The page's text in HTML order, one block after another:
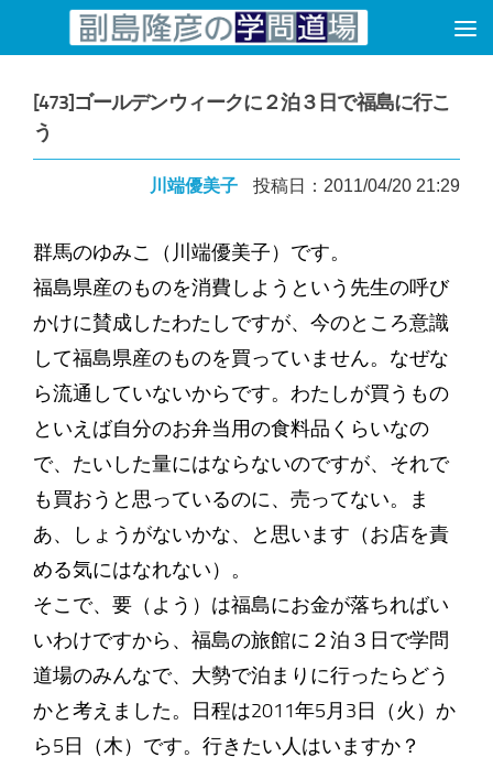
コンテンツへスキップ
[473]ゴールデンウィークに２泊３日で福島に行こ
う
川端優美子 投稿日：2011/04/20 21:29
群馬のゆみこ（川端優美子）です。
福島県産のものを消費しようという先生の呼び
かけに賛成したわたしですが、今のところ意識
して福島県産のものを買っていません。なぜな
ら流通していないからです。わたしが買うもの
といえば自分のお弁当用の食料品くらいなの
で、たいした量にはならないのですが、それで
も買おうと思っているのに、売ってない。ま
あ、しょうがないかな、と思います（お店を責
める気にはなれない）。
そこで、要（よう）は福島にお金が落ちればい
いわけですから、福島の旅館に２泊３日で学問
道場のみんなで、大勢で泊まりに行ったらどう
かと考えました。日程は2011年5月3日（火）か
ら5日（木）です。行きたい人はいますか？